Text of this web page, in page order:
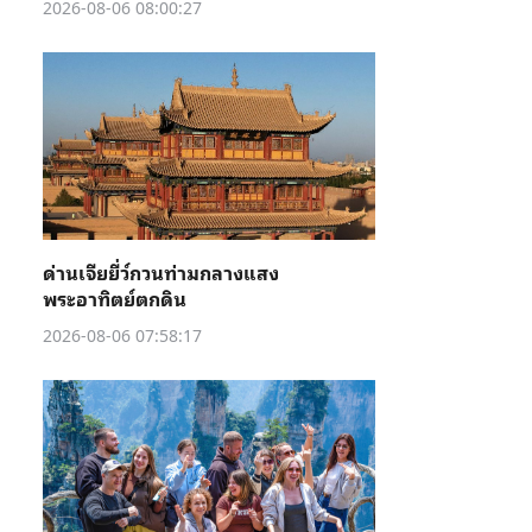
2026-08-06 08:00:27
ด่านเจียยี่ว์กวนท่ามกลางแสง
พระอาทิตย์ตกดิน
2026-08-06 07:58:17